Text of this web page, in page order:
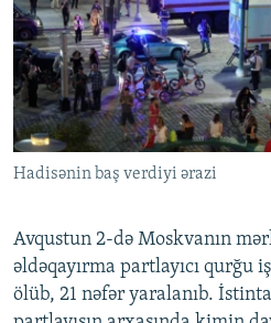
Hadisənin baş verdiyi ərazi
Avqustun 2-də Moskvanın
əldəqayırma partlayıcı qurğu
ölüb, 21 nəfər yaralanıb.